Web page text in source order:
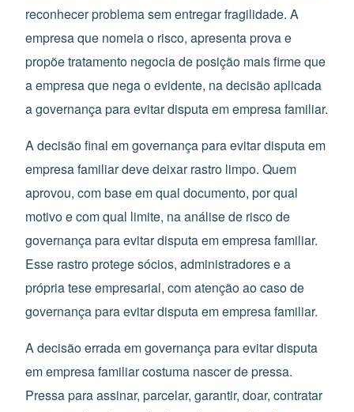
reconhecer problema sem entregar fragilidade. A
empresa que nomeia o risco, apresenta prova e
propõe tratamento negocia de posição mais firme que
a empresa que nega o evidente, na decisão aplicada
a governança para evitar disputa em empresa familiar.
A decisão final em governança para evitar disputa em
empresa familiar deve deixar rastro limpo. Quem
aprovou, com base em qual documento, por qual
motivo e com qual limite, na análise de risco de
governança para evitar disputa em empresa familiar.
Esse rastro protege sócios, administradores e a
própria tese empresarial, com atenção ao caso de
governança para evitar disputa em empresa familiar.
A decisão errada em governança para evitar disputa
em empresa familiar costuma nascer de pressa.
Pressa para assinar, parcelar, garantir, doar, contratar